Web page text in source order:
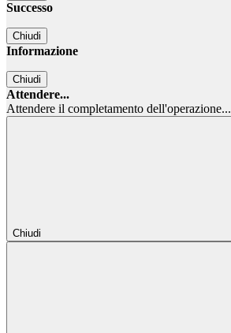
Successo
Chiudi
Informazione
Chiudi
Attendere...
Attendere il completamento dell'operazione...
Chiudi